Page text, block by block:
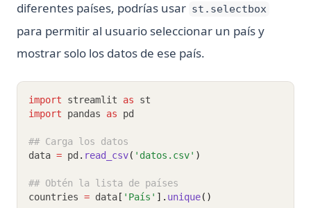
diferentes países, podrías usar st.selectbox
para permitir al usuario seleccionar un país y
mostrar solo los datos de ese país.
import streamlit as st
import pandas as pd
## Carga los datos
data = pd . read_csv( 'datos.csv' )
## Obtén la lista de países
countries = data [ 'País' ]. unique()